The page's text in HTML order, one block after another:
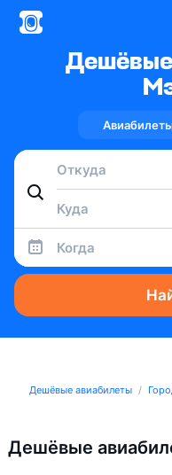
Дешёвые
Когда
Дешёвые авиабилеты
Дешёвые